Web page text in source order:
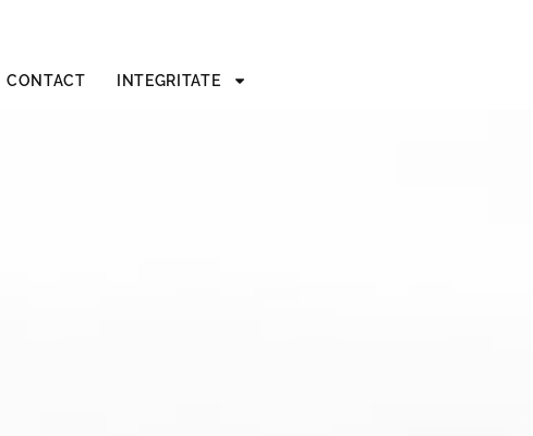
CONTACT INTEGRITATE